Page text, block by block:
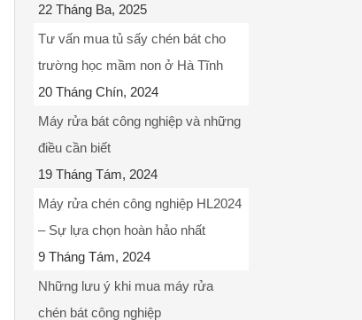
22 Tháng Ba, 2025
Tư vấn mua tủ sấy chén bát cho
trường học mầm non ở Hà Tĩnh
20 Tháng Chín, 2024
Máy rửa bát công nghiệp và những
điều cần biết
19 Tháng Tám, 2024
Máy rửa chén công nghiệp HL2024
– Sự lựa chọn hoàn hảo nhất
9 Tháng Tám, 2024
Những lưu ý khi mua máy rửa
chén bát công nghiệp